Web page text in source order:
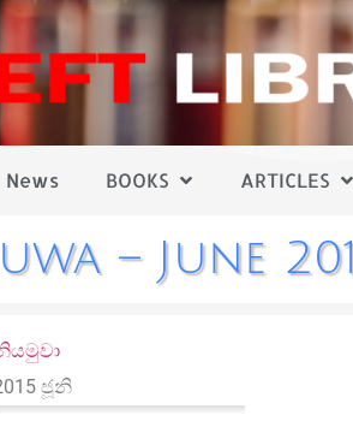
News BOOKS ARTICLES
– June
ජූනි